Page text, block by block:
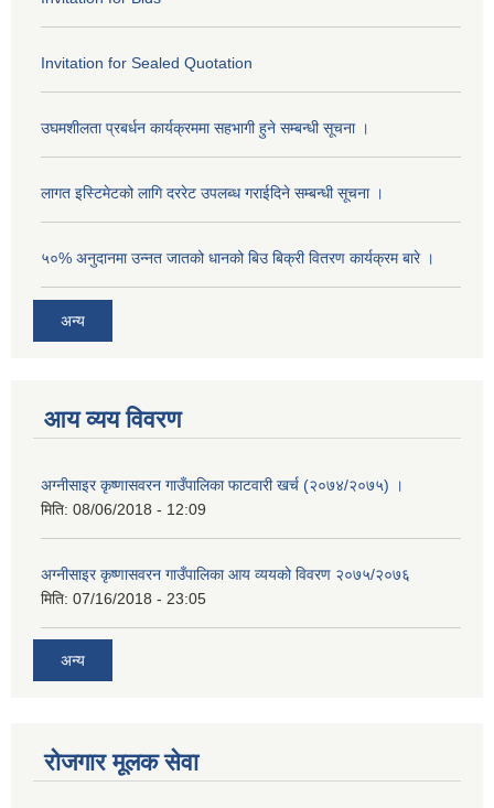
Invitation for Sealed Quotation
उघमशीलता प्रबर्धन कार्यक्रममा सहभागी हुने सम्बन्धी सूचना ।
लागत इस्टिमेटको लागि दररेट उपलब्ध गराईदिने सम्बन्धी सूचना ।
५०% अनुदानमा उन्नत जातको धानको बिउ बिक्री वितरण कार्यक्रम बारे ।
अन्य
आय व्यय विवरण
अग्नीसाइर कृष्णासवरन गाउँपालिका फाटवारी खर्च (२०७४/२०७५) ।
मिति: 08/06/2018 - 12:09
अग्नीसाइर कृष्णासवरन गाउँपालिका आय व्ययको विवरण २०७५/२०७६
मिति: 07/16/2018 - 23:05
अन्य
रोजगार मूलक सेवा